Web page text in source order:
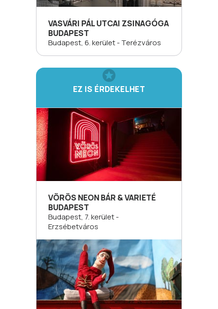
VASVÁRI PÁL UTCAI ZSINAGÓGA
BUDAPEST
Budapest, 6. kerület - Terézváros
EZ IS ÉRDEKELHET
VÖRÖS NEON BÁR & VARIETÉ
BUDAPEST
Budapest, 7. kerület -
Erzsébetváros